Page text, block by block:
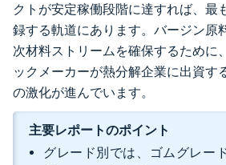
クトが安定稼働段階に達すれば、最
録する軌道にあります。バージン原
次材料ストリームを確保するために
ックメーカーが熱分解企業に出資す
の激化が進んでいます。
主要レポートのポイント
グレード別では、ゴムグレー